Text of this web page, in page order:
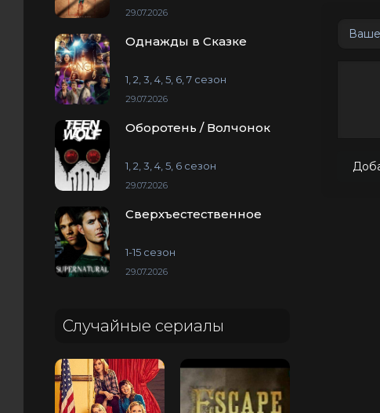
29.07.2026
Однажды в Сказке
1, 2, 3, 4, 5, 6, 7 сезон
29.07.2026
Оборотень / Волчонок
1, 2, 3, 4, 5, 6 сезон
29.07.2026
Сверхъестественное
1-15 сезон
29.07.2026
Случайные сериалы